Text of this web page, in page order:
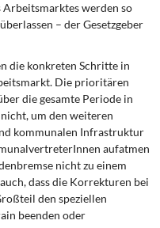
werden so
– der Gesetzgeber
die konkreten Schritte in
Die prioritären
die gesamte Periode in
um den weiteren
kommunalen Infrastruktur
aufatmen
nicht zu einem
dass die Korrekturen bei
den speziellen
beenden oder